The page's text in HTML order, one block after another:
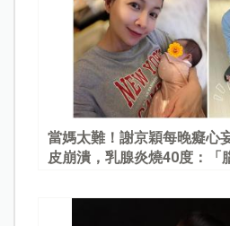
當媽太難！謝京穎每晚癡心
皮崩潰，乳腺炎燒40度：「